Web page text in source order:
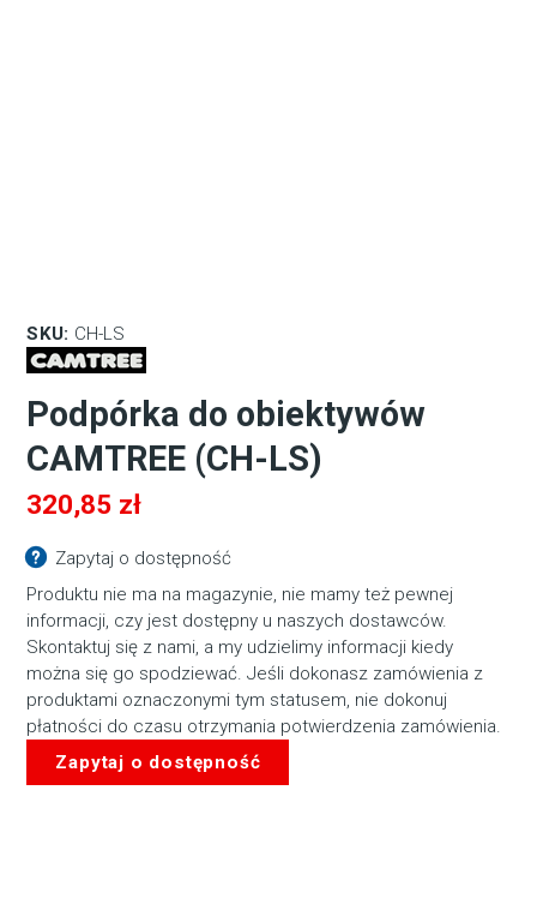
SKU: CH-LS
Podpórka do obiektywów
CAMTREE (CH-LS)
320,85 zł
Zapytaj o dostępność
Produktu nie ma na magazynie, nie mamy też pewnej
informacji, czy jest dostępny u naszych dostawców.
Skontaktuj się z nami, a my udzielimy informacji kiedy
można się go spodziewać. Jeśli dokonasz zamówienia z
produktami oznaczonymi tym statusem, nie dokonuj
płatności do czasu otrzymania potwierdzenia zamówienia.
Zapytaj o dostępność